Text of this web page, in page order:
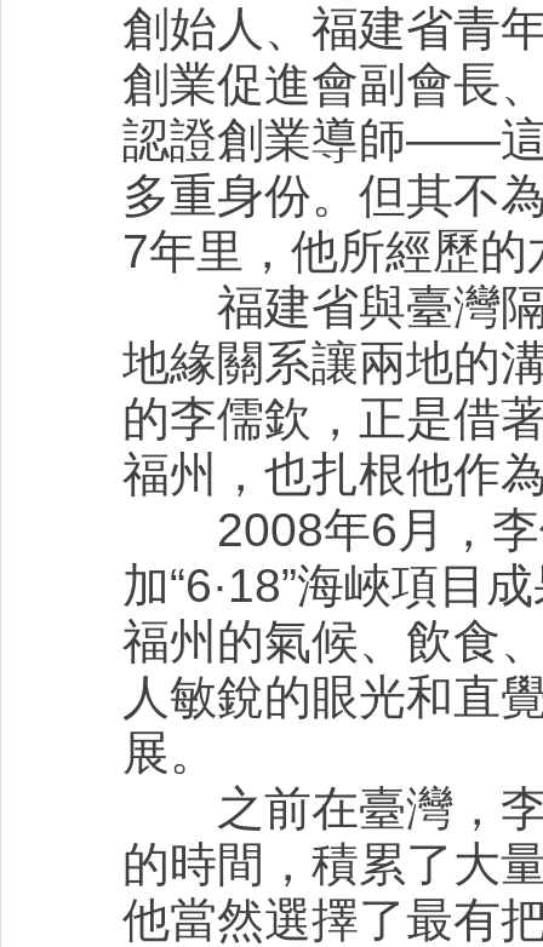
創始人、福建省青
創業促進會副會長
認證創業導師——這
多重身份。但其不
7年里，他所經歷
福建省與臺灣隔
地緣關系讓兩地的
的李儒欽，正是借
福州，也扎根他作
2008年6月，李
加“6·18”海峽項目
福州的氣候、飲食
人敏銳的眼光和直
展。
之前在臺灣，李
的時間，積累了大
他當然選擇了最有